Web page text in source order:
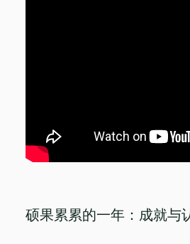
硕果累累的一年：成就与